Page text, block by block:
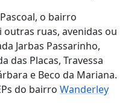
o bairro
ruas, avenidas ou
Jarbas Passarinho,
das Placas, Travessa
e Beco da Mariana.
do bairro Wanderley